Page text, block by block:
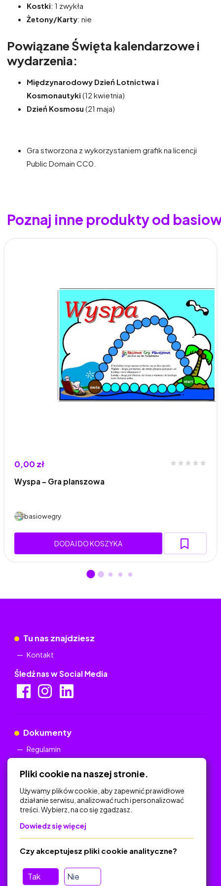
Kostki: 1 zwykła
Żetony/Karty: nie
Powiązane Święta kalendarzowe i
wydarzenia:
Międzynarodowy Dzień Lotnictwa i
Kosmonautyki (12 kwietnia)
Dzień Kosmosu (21 maja)
Gra stworzona z wykorzystaniem grafik na licencji
Public Domain CC0.
Poznaj inne produkty od
0,00 zł
Wyspa – Gra planszowa
basiowegry
DODAJ DO KOSZYKA
Tu nas znajdziesz
Kontakt
Śledź nas w Social Media
Dokumenty
Regulamin
Na skróty
Polityka Prywatności
Regulamin
O platformie
Baza materiałów dydaktycznych
Pliki cookie na naszej stronie.
Używamy plików cookie, aby zapewnić prawidłowe
działanie serwisu, analizować ruch i personalizować
treści. Wybierz, na co się zgadzasz.
Dowiedz się więcej
Tak Nie
Czy akceptujesz pliki cookie analityczne?